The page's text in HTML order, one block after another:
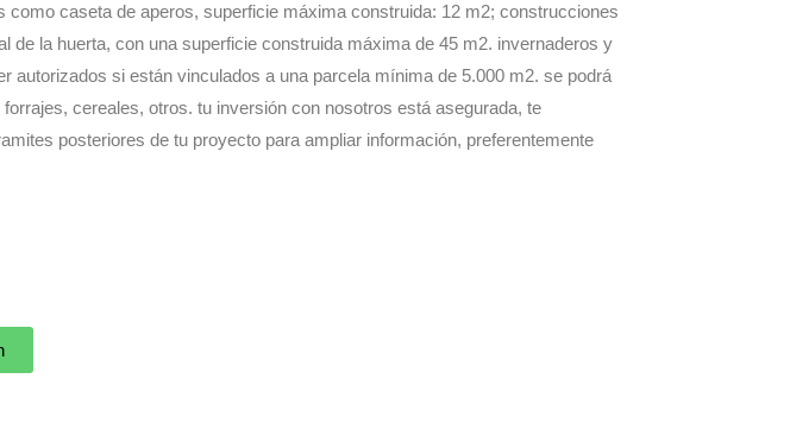
caseta de aperos, superficie máxima construida: 12 m2; construcciones
de la huerta, con una superficie construida máxima de 45 m2. invernaderos y
si están vinculados a una parcela mínima de 5.000 m2. se podrá
cereales, otros. tu inversión con nosotros está asegurada, te
posteriores de tu proyecto para ampliar información, preferentemente